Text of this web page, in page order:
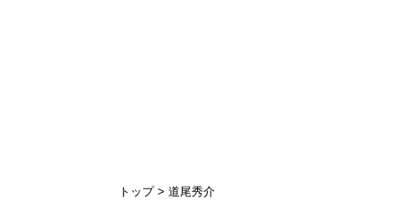
トップ 道尾秀介